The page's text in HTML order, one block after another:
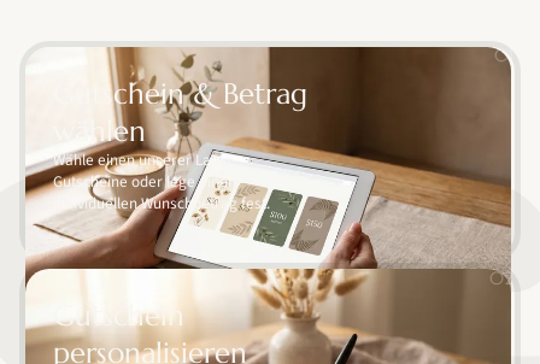
01
Gutschein & Betrag
wählen
Wähle einen unserer Laser-
Gutscheine oder lege einen
individuellen Wunschbetrag fest.
02
Gutschein
personalisieren